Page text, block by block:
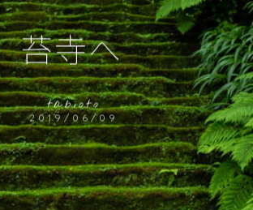
苔寺へ
tabioto
2019/06/09